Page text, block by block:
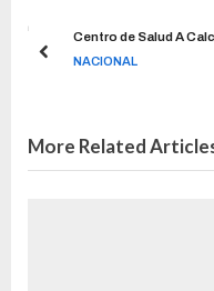
con
Centro de Salud A
NACIONAL
More Related